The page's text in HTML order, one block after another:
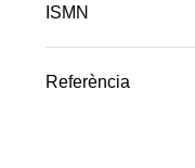
ISMN
Referència